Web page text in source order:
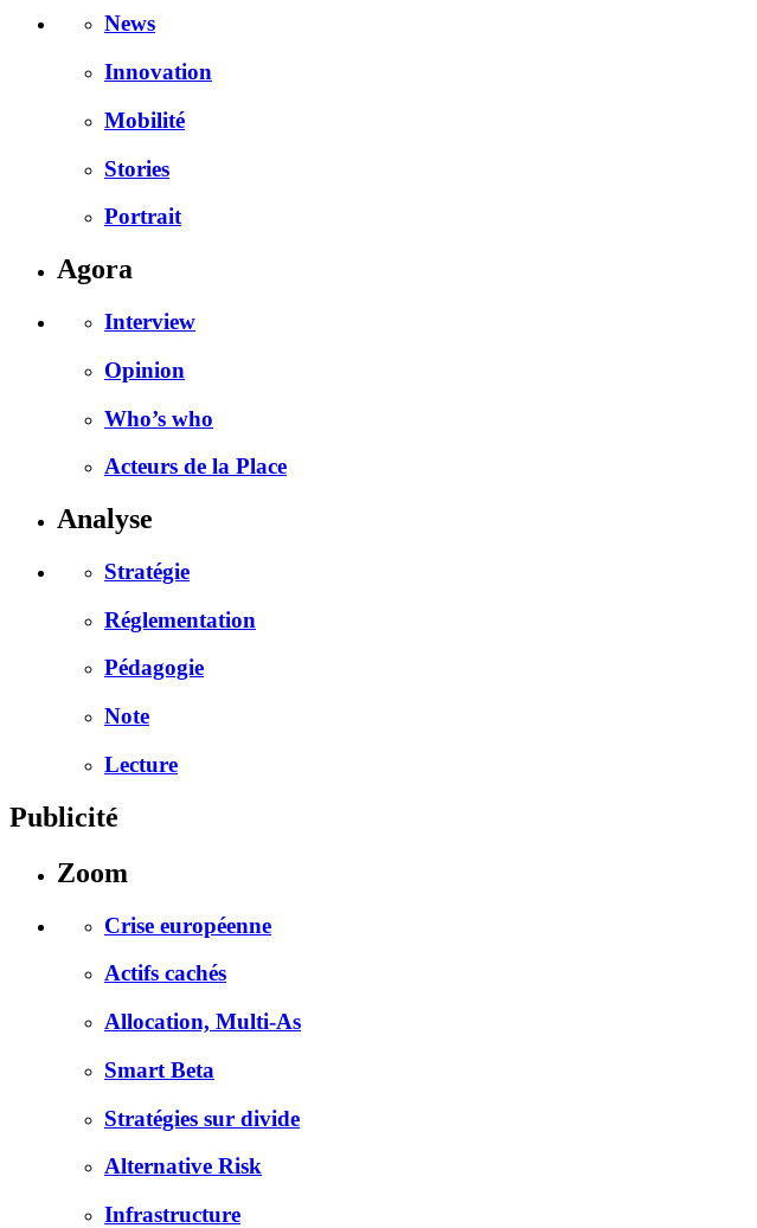
News
Innovation
Mobilité
Stories
Portrait
Agora
Interview
Opinion
Who’s who
Acteurs de la Place
Analyse
Stratégie
Réglementation
Pédagogie
Note
Lecture
Publicité
Zoom
Crise européenne
Actifs cachés
Allocation, Multi-As
Smart Beta
Stratégies sur divide
Alternative Risk
Infrastructure